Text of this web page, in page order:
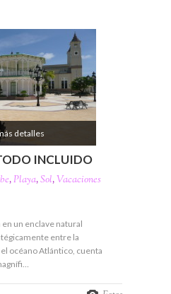
detalles
INCLUIDO
,Playa,Sol,Vacaciones
un enclave natural
entre la
océano Atlántico, cuenta